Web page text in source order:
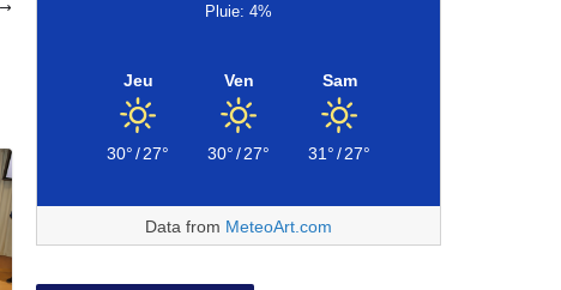
Pluie: 4%
Jeu
30°/27°
Ven
30°/27°
Sam
31°/27°
Data from MeteoArt.com